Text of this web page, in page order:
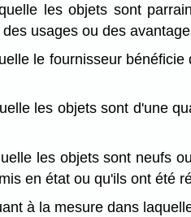
les objets sont
usages ou des
le fournisseur
les objets sont d'une
les objets sont neufs
en état ou qu'ils ont été
à la mesure dans